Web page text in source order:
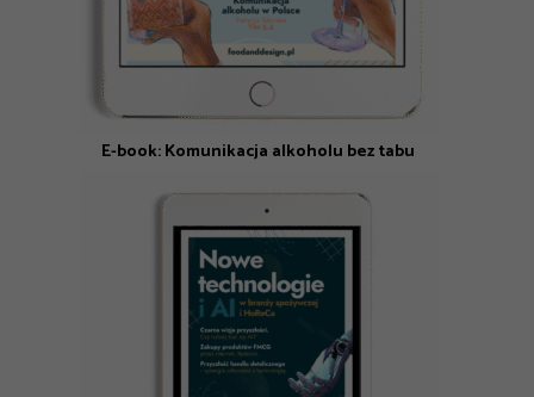
E-book: Komunikacja alkoholu bez tabu